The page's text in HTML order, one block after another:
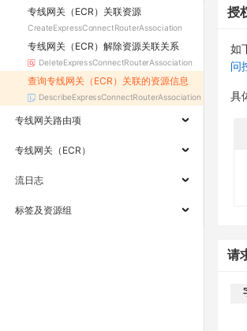
专线网关（ECR）关联资源
CreateExpressConnectRouterAssociation
专线网关（ECR）解除资源关联关系
DeleteExpressConnectRouterAssociation
查询专线网关（ECR）关联的资源信息
DescribeExpressConnectRouterAssociation
专线网关路由项
专线网关（ECR）
流日志
标签及资源组
授
如
问
具
请